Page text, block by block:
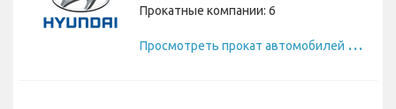
Прокатные компании: 6
П
росмотреть прокат автомобилей Hyundai